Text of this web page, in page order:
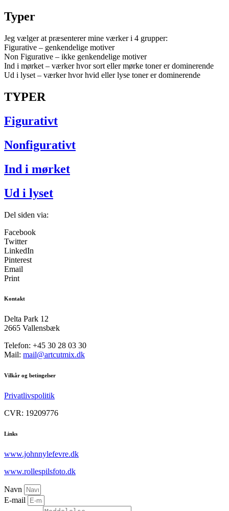
Typer
Jeg vælger at præsenterer mine værker i 4 grupper:
Figurative – genkendelige motiver
Non Figurative – ikke genkendelige motiver
Ind i mørket – værker hvor sort eller mørke toner er dominerende
Ud i lyset – værker hvor hvid eller lyse toner er dominerende
TYPER
Figurativt
Nonfigurativt
Ind i mørket
Ud i lyset
Del siden via:
Facebook
Twitter
LinkedIn
Pinterest
Email
Print
Kontakt
Delta Park 12
2665 Vallensbæk
Telefon: +45 30 28 03 30
Mail: mail@artcutmix.dk
Vilkår og betingelser
Privatlivspolitik
CVR: 19209776
Links
www.johnnylefevre.dk
www.rollespilsfoto.dk
Navn
E-mail